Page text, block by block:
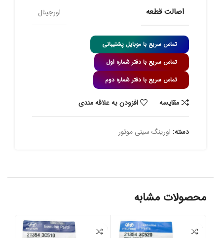
اصالت قطعه اورجینال
تماس سریع با موبایل پشتیبانی
تماس سریع با دفتر شماره اول
تماس سریع با دفتر شماره دوم
مقايسه افزودن به علاقه مندی
دسته: اورینگ سینی موتور
محصولات مشابه